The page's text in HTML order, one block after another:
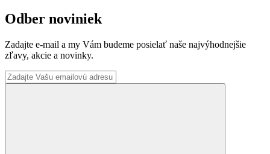
Odber noviniek
Zadajte e-mail a my Vám budeme posielať naše najvýhodnejšie
zľavy, akcie a novinky.